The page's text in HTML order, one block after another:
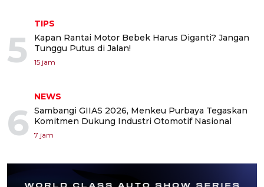
5
TIPS
Kapan Rantai Motor Bebek Harus Diganti? Jangan
Tunggu Putus di Jalan!
15 jam
6
NEWS
Sambangi GIIAS 2026, Menkeu Purbaya Tegaskan
Komitmen Dukung Industri Otomotif Nasional
7 jam